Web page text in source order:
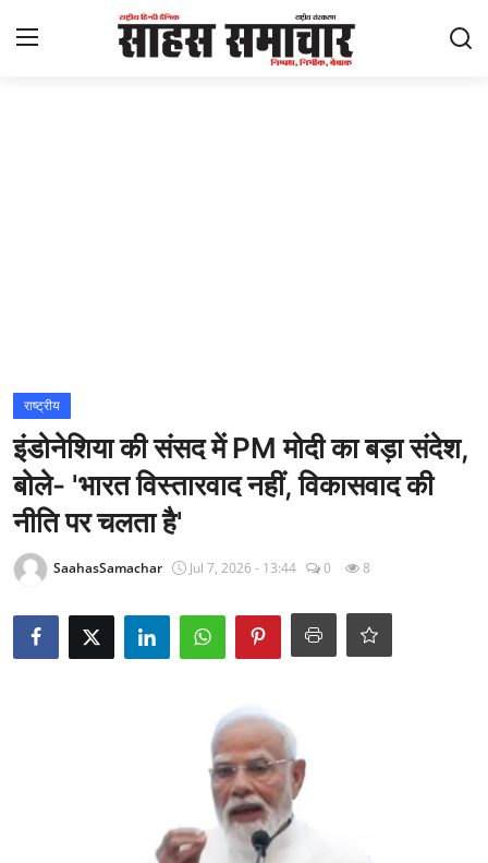
राज्य
अंतराष्ट्रीय
राजनीति
खेल
Epaper
धर्म
राष्ट्रीय
इंडोनेशिया की संसद में PM मोदी का बड़ा संदेश,
बोले- 'भारत विस्तारवाद नहीं, विकासवाद की
नीति पर चलता है'
SaahasSamachar Jul 7, 2026 - 13:44 0 8